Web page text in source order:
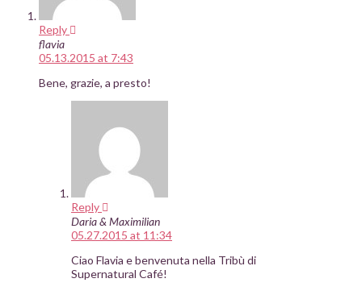
Reply
flavia
05.13.2015 at 7:43
Bene, grazie, a presto!
Reply
Daria & Maximilian
05.27.2015 at 11:34
Ciao Flavia e benvenuta nella Tribù di
Supernatural Café!